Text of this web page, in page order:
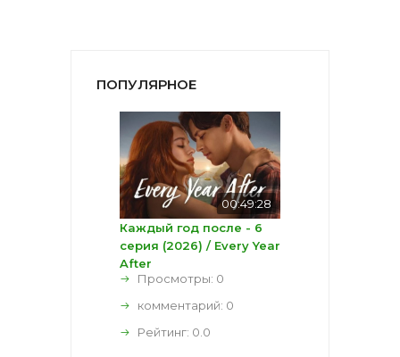
ПОПУЛЯРНОЕ
00:49:28
Каждый год после - 6
серия (2026) / Every Year
After
Просмотры: 0
комментарий: 0
Рейтинг: 0.0